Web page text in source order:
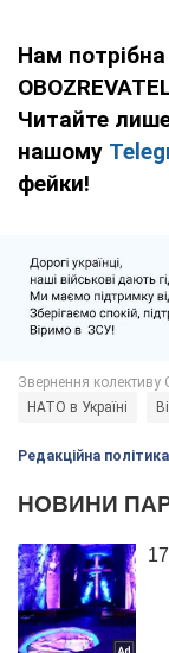
Нам
Читайте
нашому
фейки!
НАТО в Україні
Редакційна політика